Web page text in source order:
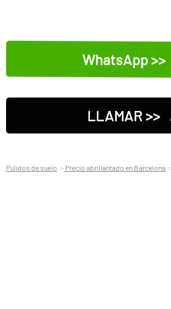
WhatsApp >>
LLAMAR >>
Pulidos de suelo Precio abrillantado en Barcelona